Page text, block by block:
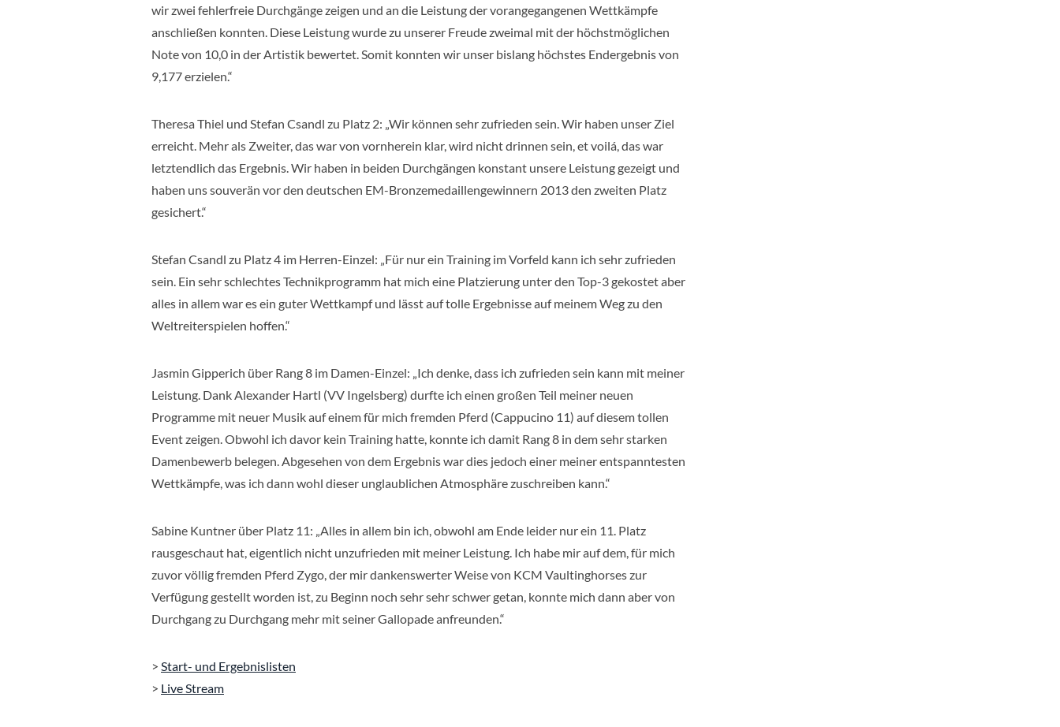
wir zwei fehlerfreie Durchgänge zeigen und an die Leistung der vorangegangenen Wettkämpfe
anschließen konnten. Diese Leistung wurde zu unserer Freude zweimal mit der höchstmöglichen
Note von 10,0 in der Artistik bewertet. Somit konnten wir unser bislang höchstes Endergebnis von
9,177 erzielen.“
Theresa Thiel und Stefan Csandl zu Platz 2: „Wir können sehr zufrieden sein. Wir haben unser Ziel
erreicht. Mehr als Zweiter, das war von vornherein klar, wird nicht drinnen sein, et voilá, das war
letztendlich das Ergebnis. Wir haben in beiden Durchgängen konstant unsere Leistung gezeigt und
haben uns souverän vor den deutschen EM-Bronzemedaillengewinnern 2013 den zweiten Platz
gesichert.“
Stefan Csandl zu Platz 4 im Herren-Einzel: „Für nur ein Training im Vorfeld kann ich sehr zufrieden
sein. Ein sehr schlechtes Technikprogramm hat mich eine Platzierung unter den Top-3 gekostet aber
alles in allem war es ein guter Wettkampf und lässt auf tolle Ergebnisse auf meinem Weg zu den
Weltreiterspielen hoffen.“
Jasmin Gipperich über Rang 8 im Damen-Einzel: „Ich denke, dass ich zufrieden sein kann mit meiner
Leistung. Dank Alexander Hartl (VV Ingelsberg) durfte ich einen großen Teil meiner neuen
Programme mit neuer Musik auf einem für mich fremden Pferd (Cappucino 11) auf diesem tollen
Event zeigen. Obwohl ich davor kein Training hatte, konnte ich damit Rang 8 in dem sehr starken
Damenbewerb belegen. Abgesehen von dem Ergebnis war dies jedoch einer meiner entspanntesten
Wettkämpfe, was ich dann wohl dieser unglaublichen Atmosphäre zuschreiben kann.“
Sabine Kuntner über Platz 11: „Alles in allem bin ich, obwohl am Ende leider nur ein 11. Platz
rausgeschaut hat, eigentlich nicht unzufrieden mit meiner Leistung. Ich habe mir auf dem, für mich
zuvor völlig fremden Pferd Zygo, der mir dankenswerter Weise von KCM Vaultinghorses zur
Verfügung gestellt worden ist, zu Beginn noch sehr sehr schwer getan, konnte mich dann aber von
Durchgang zu Durchgang mehr mit seiner Gallopade anfreunden.“
> Start- und Ergebnislisten
> Live Stream